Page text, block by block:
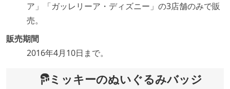
ア」「ガッレリーア・ディズニー」の3店舗のみで販
売。
販売期間
2016年4月10日まで。
ミッキーのぬいぐるみバッジ